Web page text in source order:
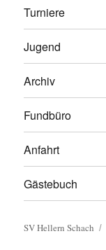
Turniere
Jugend
Archiv
Fundbüro
Anfahrt
Gästebuch
SV Hellern Schach